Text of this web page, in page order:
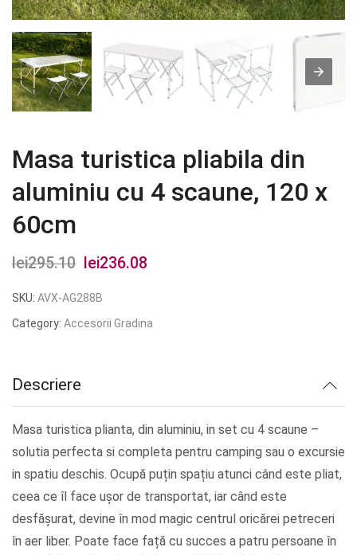
Masa turistica pliabila din
aluminiu cu 4 scaune, 120 x
60cm
lei295.10
Prețul
inițial
a
lei236.08
este:
SKU: AVX-AG288B
Category: Accesorii Gradina
Descriere
Masa turistica plianta, din aluminiu, in set cu 4 scaune –
solutia perfecta si completa pentru camping sau o excursie
in spatiu deschis. Ocupă puțin spațiu atunci când este pliat,
ceea ce îl face ușor de transportat, iar când este
desfășurat, devine în mod magic centrul oricărei petreceri
în aer liber. Poate face față cu succes a patru persoane în